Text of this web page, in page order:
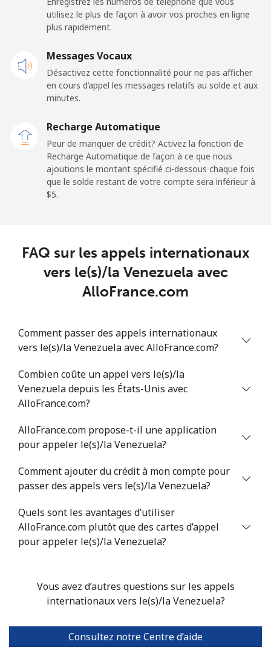
utilisez le plus de façon à avoir vos proches en ligne
plus rapidement.
Messages Vocaux
Désactivez cette fonctionnalité pour ne pas afficher
en cours d’appel les messages relatifs au solde et aux
minutes.
Recharge Automatique
Peur de manquer de crédit? Activez la fonction de
Recharge Automatique de façon à ce que nous
ajoutions le montant spécifié ci-dessous chaque fois
que le solde restant de votre compte sera inférieur à
⁦$5⁩.
FAQ sur les appels internationaux
vers le(s)/la Venezuela avec
AlloFrance.com
Comment passer des appels internationaux
vers le(s)/la Venezuela avec AlloFrance.com?
Combien coûte un appel vers le(s)/la
Venezuela depuis les États-Unis avec
AlloFrance.com?
AlloFrance.com propose-t-il une application
pour appeler le(s)/la Venezuela?
Comment ajouter du crédit à mon compte pour
passer des appels vers le(s)/la Venezuela?
Quels sont les avantages d’utiliser
AlloFrance.com plutôt que des cartes d’appel
pour appeler le(s)/la Venezuela?
Vous avez d’autres questions sur les appels
internationaux vers le(s)/la Venezuela?
Consultez notre Centre d’aide